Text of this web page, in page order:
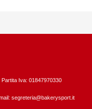
Partita Iva: 01847970330
segreteria@bakerysport.it